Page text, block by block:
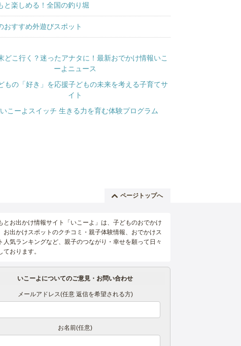
と楽しめる！全国の釣り堀
おすすめ外遊びスポット
ページトップへ
とお出かけ情報サイト「いこーよ」は、子どものおでかけ
お出かけスポットのクチコミ・親子体験情報、おでかけス
人気ランキングなど、親子のつながり・幸せを願って日々
ております。
いこーよについてのご意見・お問い合わせ
メールアドレス(任意 返信を希望される方)
お名前(任意)